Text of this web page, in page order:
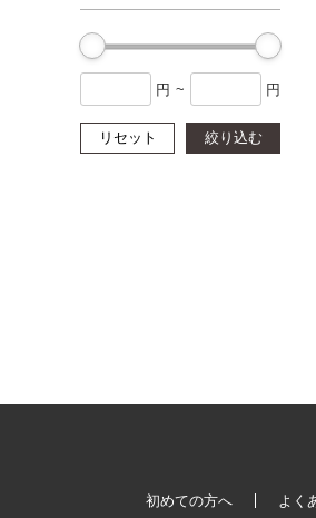
円 ~ 円
リセット 絞り込む
初めての方へ よく